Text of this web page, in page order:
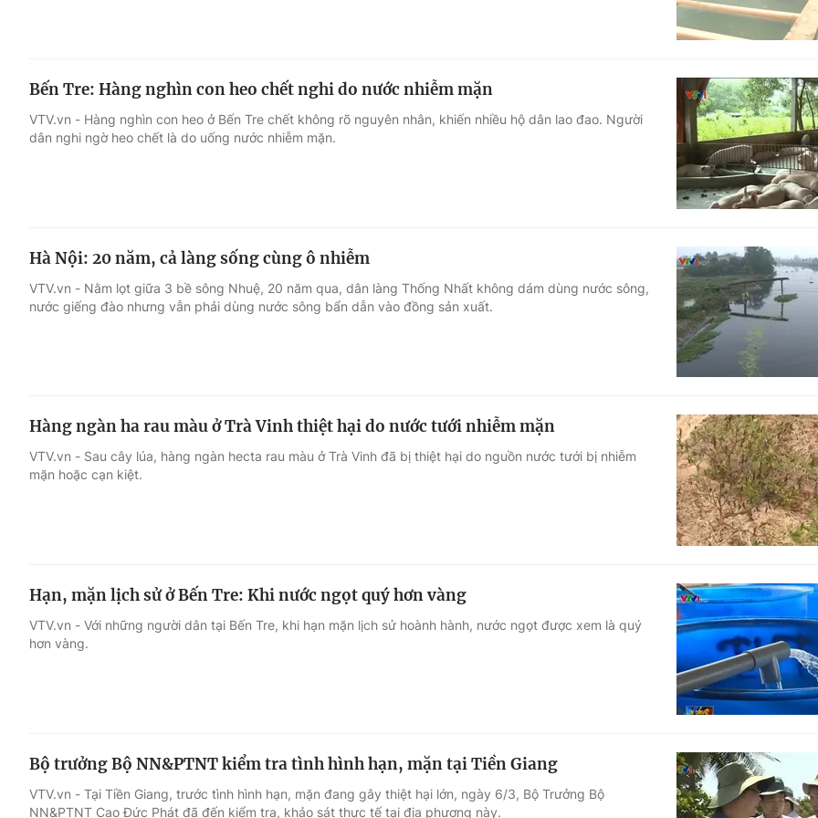
Bến Tre: Hàng nghìn con heo chết nghi do nước nhiễm mặn
VTV.vn - Hàng nghìn con heo ở Bến Tre chết không rõ nguyên nhân, khiến nhiều hộ dân lao đao. Người
dân nghi ngờ heo chết là do uống nước nhiễm mặn.
Hà Nội: 20 năm, cả làng sống cùng ô nhiễm
VTV.vn - Nằm lọt giữa 3 bề sông Nhuệ, 20 năm qua, dân làng Thống Nhất không dám dùng nước sông,
nước giếng đào nhưng vẫn phải dùng nước sông bẩn dẫn vào đồng sản xuất.
Hàng ngàn ha rau màu ở Trà Vinh thiệt hại do nước tưới nhiễm mặn
VTV.vn - Sau cây lúa, hàng ngàn hecta rau màu ở Trà Vinh đã bị thiệt hại do nguồn nước tưới bị nhiễm
mặn hoặc cạn kiệt.
Hạn, mặn lịch sử ở Bến Tre: Khi nước ngọt quý hơn vàng
VTV.vn - Với những người dân tại Bến Tre, khi hạn mặn lịch sử hoành hành, nước ngọt được xem là quý
hơn vàng.
Bộ trưởng Bộ NN&PTNT kiểm tra tình hình hạn, mặn tại Tiền Giang
VTV.vn - Tại Tiền Giang, trước tình hình hạn, mặn đang gây thiệt hại lớn, ngày 6/3, Bộ Trưởng Bộ
NN&PTNT Cao Đức Phát đã đến kiểm tra, khảo sát thực tế tại địa phương này.